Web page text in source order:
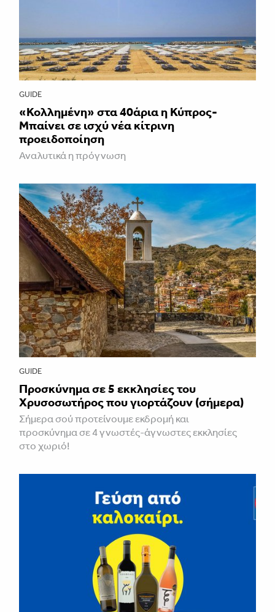
GUIDE
«Κολλημένη» στα 40άρια η Κύπρος-
Μπαίνει σε ισχύ νέα κίτρινη
προειδοποίηση
Αναλυτικά η πρόγνωση
GUIDE
Προσκύνημα σε 5 εκκλησίες του
Χρυσοσωτήρος που γιορτάζουν (σήμερα)
Σήμερα σού προτείνουμε εκδρομή και
προσκύνημα σε 4 γνωστές-άγνωστες εκκλησίες
στο χωριό!